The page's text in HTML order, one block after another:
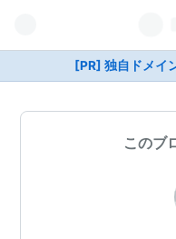
[PR] 独自ドメイ
このブ